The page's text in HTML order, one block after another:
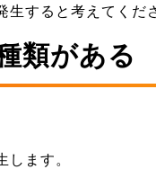
生すると考えてくだ
類がある
します。